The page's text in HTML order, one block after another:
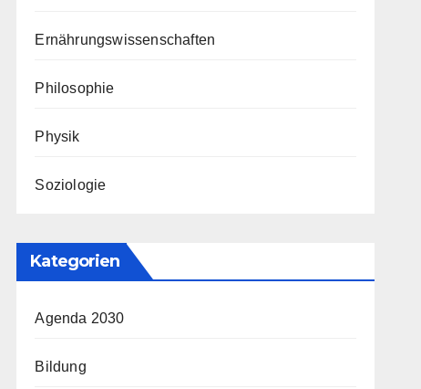
Ernährungswissenschaften
Philosophie
Physik
Soziologie
Kategorien
Agenda 2030
Bildung